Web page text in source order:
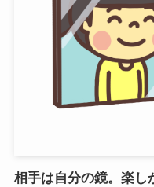
相手は自分の鏡。楽し